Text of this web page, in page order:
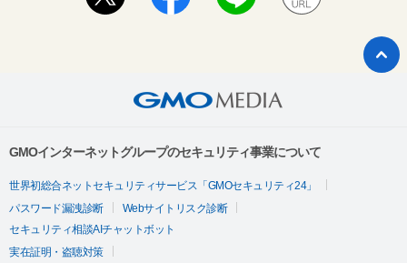
GMOインターネットグループのセキュリティ事業について
世界初総合ネットセキュリティサービス「GMOセキュリティ24」
パスワード漏洩診断
Webサイトリスク診断
セキュリティ相談AIチャットボット
実在証明・盗聴対策